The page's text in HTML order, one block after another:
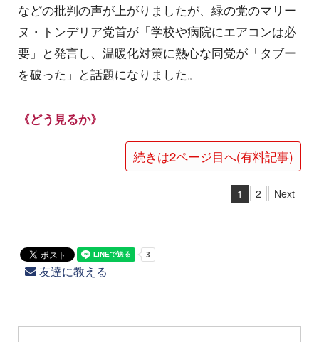
などの批判の声が上がりましたが、緑の党のマリー
ヌ・トンデリア党首が「学校や病院にエアコンは必
要」と発言し、温暖化対策に熱心な同党が「タブー
を破った」と話題になりました。
《どう見るか》
続きは2ページ目へ(有料記事)
1 2 Next
友達に教える